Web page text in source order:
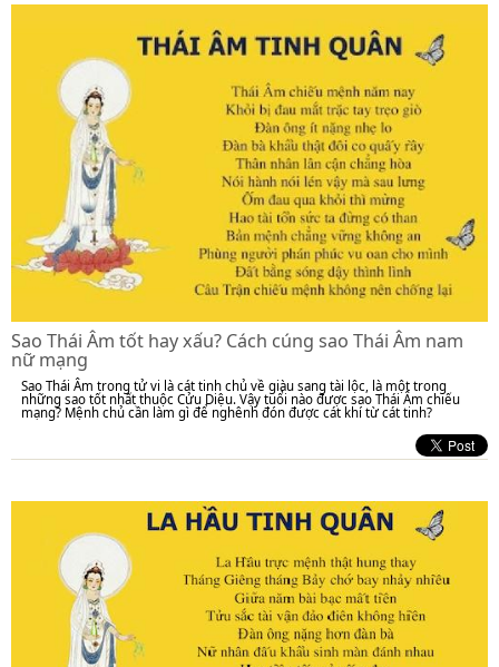
Sao Thái Âm tốt hay xấu? Cách cúng sao Thái Âm nam
nữ mạng
Sao Thái Âm trong tử vi là cát tinh chủ về giàu sang tài lộc, là một trong
những sao tốt nhất thuộc Cửu Diệu. Vậy tuổi nào được sao Thái Âm chiếu
mạng? Mệnh chủ cần làm gì để nghênh đón được cát khí từ cát tinh?